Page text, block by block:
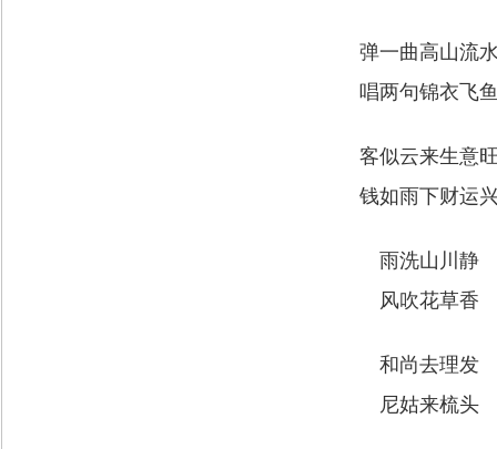
弹一曲高山流
唱两句锦衣飞
客似云来生意
钱如雨下财运
雨洗山川静
风吹花草香
和尚去理发
尼姑来梳头